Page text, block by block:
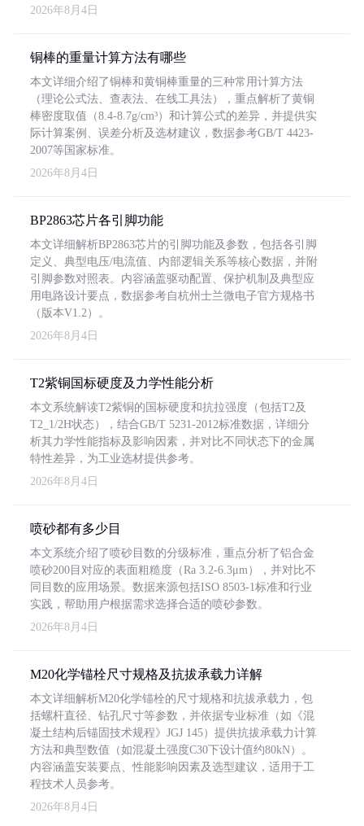
2026年8月4日
铜棒的重量计算方法有哪些
本文详细介绍了铜棒和黄铜棒重量的三种常用计算方法
（理论公式法、查表法、在线工具法），重点解析了黄铜
棒密度取值（8.4-8.7g/cm³）和计算公式的差异，并提供实
际计算案例、误差分析及选材建议，数据参考GB/T 4423-
2007等国家标准。
2026年8月4日
BP2863芯片各引脚功能
本文详细解析BP2863芯片的引脚功能及参数，包括各引脚
定义、典型电压/电流值、内部逻辑关系等核心数据，并附
引脚参数对照表。内容涵盖驱动配置、保护机制及典型应
用电路设计要点，数据参考自杭州士兰微电子官方规格书
（版本V1.2）。
2026年8月4日
T2紫铜国标硬度及力学性能分析
本文系统解读T2紫铜的国标硬度和抗拉强度（包括T2及
T2_1/2H状态），结合GB/T 5231-2012标准数据，详细分
析其力学性能指标及影响因素，并对比不同状态下的金属
特性差异，为工业选材提供参考。
2026年8月4日
喷砂都有多少目
本文系统介绍了喷砂目数的分级标准，重点分析了铝合金
喷砂200目对应的表面粗糙度（Ra 3.2-6.3μm），并对比不
同目数的应用场景。数据来源包括ISO 8503-1标准和行业
实践，帮助用户根据需求选择合适的喷砂参数。
2026年8月4日
M20化学锚栓尺寸规格及抗拔承载力详解
本文详细解析M20化学锚栓的尺寸规格和抗拔承载力，包
括螺杆直径、钻孔尺寸等参数，并依据专业标准（如《混
凝土结构后锚固技术规程》JGJ 145）提供抗拔承载力计算
方法和典型数值（如混凝土强度C30下设计值约80kN）。
内容涵盖安装要点、性能影响因素及选型建议，适用于工
程技术人员参考。
2026年8月4日